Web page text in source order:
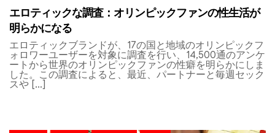
エロティックな調査：オリンピックファンの性生活が
明らかになる
エロティックブランドが、17の国と地域のオリンピックフ
ォロワーユーザーを対象に調査を行い、14,500通のアンケ
ートから世界のオリンピックファンの性癖を明らかにしま
した。この調査によると、最近、パートナーと毎週セック
スや […]